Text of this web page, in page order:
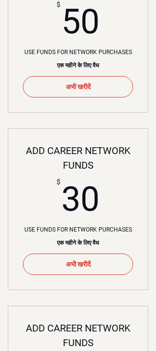
$ 50
USE FUNDS FOR NETWORK PURCHASES
एक महीने के लिए वैध
अभी खरीदें
ADD CAREER NETWORK
FUNDS
$ 30
USE FUNDS FOR NETWORK PURCHASES
एक महीने के लिए वैध
अभी खरीदें
ADD CAREER NETWORK
FUNDS